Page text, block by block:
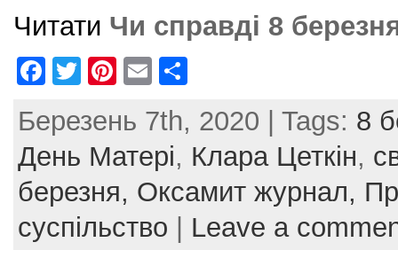
Читати Чи справді 8
F
c
e
b
o
o
T
itt
er
Pi
er
e
st
E
ai
l
ar
e
Березень 7th, 2020 | Tags: 8
День Матері, Клара Цеткін,
березня, Оксамит журнал,
суспільство
Leave a